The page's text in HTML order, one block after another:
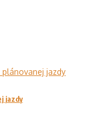
jazdy